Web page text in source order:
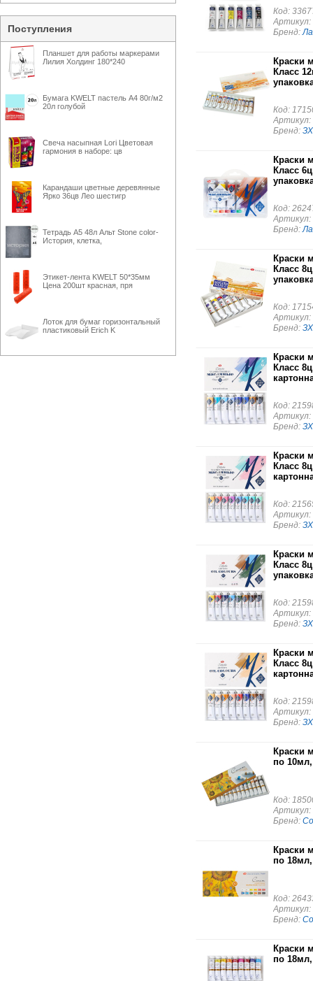
Код:
Артикул:
Бренд:
Краски
Класс
Код:
Артикул:
Бренд:
Краски
Класс
Код:
Артикул:
Бренд:
Краски
Класс
Код:
Артикул:
Бренд:
Краски
Класс
Код:
Артикул:
Бренд:
Краски
Класс
Код:
Артикул:
Бренд:
Краски
Класс
Код:
Артикул:
Бренд:
Краски
Класс
Код:
Артикул:
Бренд:
Краски
по 10мл,
Код:
Артикул:
Бренд:
Краски
по 18мл,
Код:
Артикул:
Бренд:
Краски
по 18мл,
Поступления
Планшет для работы маркерами
Лилия Холдинг 180*240
Бумага KWELT пастель А4 80г/м2
20л голубой
Свеча насыпная Lori Цветовая
гармония в наборе: цв
Карандаши цветные деревянные
Ярко 36цв Лео шестигр
Тетрадь А5 48л Альт Stone color-
История, клетка,
Этикет-лента KWELT 50*35мм
Цена 200шт красная, пря
Лоток для бумаг горизонтальный
пластиковый Erich K